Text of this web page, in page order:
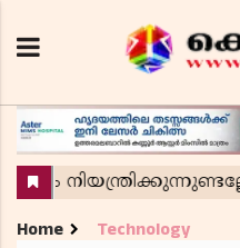
Home Technology